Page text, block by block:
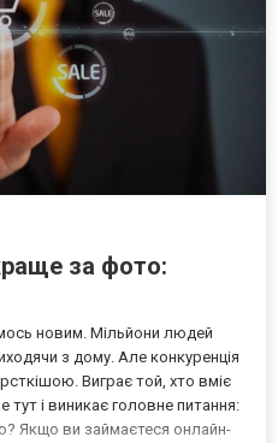
за фото:
новим. Мільйони людей
з дому. Але конкуренція
Виграє той, хто вміє
і виникає головне питання:
Якщо ви займаєтеся онлайн-